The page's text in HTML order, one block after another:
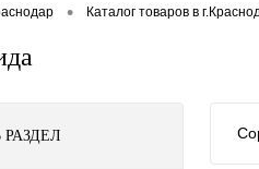
• Каталог товаров в